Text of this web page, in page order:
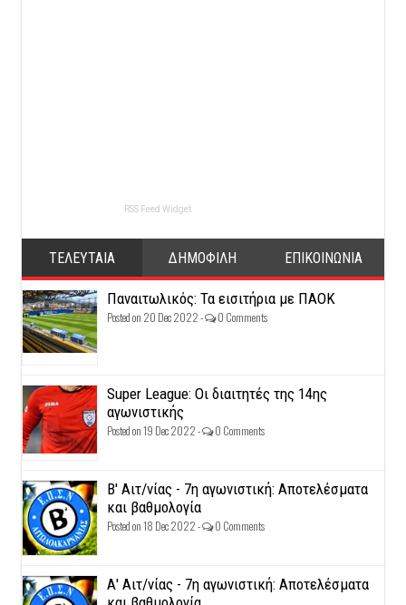
RSS Feed Widget
ΤΕΛΕΥΤΑΙΑ ΔΗΜΟΦΙΛΗ ΕΠΙΚΟΙΝΩΝΙΑ
Παναιτωλικός: Τα εισιτήρια με ΠΑΟΚ
Posted on 20 Dec 2022 - 0 Comments
Super League: Οι διαιτητές της 14ης
αγωνιστικής
Posted on 19 Dec 2022 - 0 Comments
Β' Αιτ/νίας - 7η αγωνιστική: Αποτελέσματα
και βαθμολογία
Posted on 18 Dec 2022 - 0 Comments
Α' Αιτ/νίας - 7η αγωνιστική: Αποτελέσματα